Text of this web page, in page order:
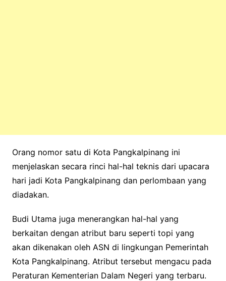
Orang nomor satu di Kota Pangkalpinang ini
menjelaskan secara rinci hal-hal teknis dari upacara
hari jadi Kota Pangkalpinang dan perlombaan yang
diadakan.
Budi Utama juga menerangkan hal-hal yang
berkaitan dengan atribut baru seperti topi yang
akan dikenakan oleh ASN di lingkungan Pemerintah
Kota Pangkalpinang. Atribut tersebut mengacu pada
Peraturan Kementerian Dalam Negeri yang terbaru.